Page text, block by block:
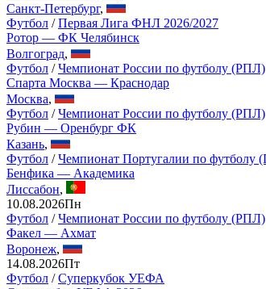
Санкт-Петербург,
Футбол /Первая Лига ФНЛ 2026/2027
Ротор — ФК Челябинск
Волгоград,
Футбол /Чемпионат России по футболу (РПЛ)
Спарта Москва — Краснодар
Москва,
Футбол /Чемпионат России по футболу (РПЛ)
Рубин — Оренбург ФК
Казань,
Футбол /Чемпионат Португалии по футболу
Бенфика — Академика
Лиссабон,
10.08.2026Пн
Футбол /Чемпионат России по футболу (РПЛ)
Факел — Ахмат
Воронеж,
14.08.2026Пт
Футбол /Суперкубок УЕФА